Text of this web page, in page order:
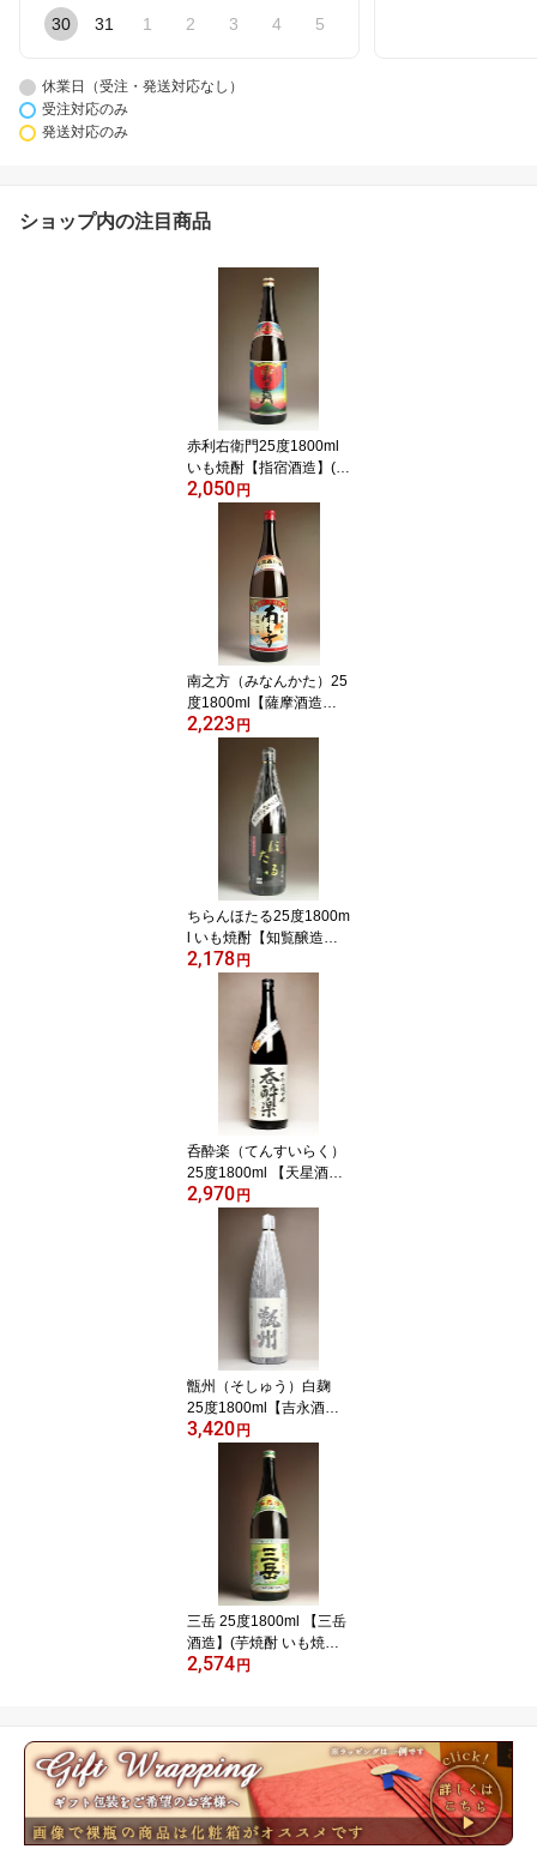
30 31 1 2 3 4 5
休業日（受注・発送対応なし）
受注対応のみ
発送対応のみ
ショップ内の注目商品
赤利右衛門25度1800ml
いも焼酎【指宿酒造】(芋
焼酎 いも焼酎 イモ焼酎
ギフト 芋 内祝い 誕生日
贈答 お酒 還暦祝い 手土
産 焼酎 プレゼント 還暦
お祝い 内祝 酒 退職祝い
焼酎のひご屋)
2,050円
南之方（みなんかた）25
度1800ml【薩摩酒造】
(芋焼酎 いも焼酎 イモ焼
酎 ギフト 芋 内祝い 誕生
日 贈答 お酒 還暦祝い 手
土産 焼酎 プレゼント 還
暦 お祝い 内祝 酒 退職祝
い 焼酎のひご屋)
2,223円
ちらんほたる25度1800m
l いも焼酎【知覧醸造】
(芋焼酎 いも焼酎 イモ焼
酎 ギフト 芋 内祝い 誕生
日 贈答 還暦祝い 手土産
焼酎 プレゼント 還暦 お
祝い 内祝 退職祝い 焼酎
のひご屋)
2,178円
呑酔楽（てんすいらく）
25度1800ml 【天星酒
造】【芋焼酎 いも焼酎
鹿児島 手土産 楽天 プレ
ゼント ギフト 1.8l あす
2,970円
甑州（そしゅう）白麹
25度1800ml【吉永酒
造】(芋焼酎 いも焼酎 さ
つまいも 内祝い お酒 還
暦祝い 焼酎 退職祝い 開
店祝い お返し 手土産 鹿
児島県 九州 ギフト 誕生
日プレゼント お礼 焼酎
3,420円
三岳 25度1800ml 【三岳
酒造】(芋焼酎 いも焼酎
イモ焼酎 ギフト 芋 内祝
退職祝い 焼酎のひご屋)
2,574円